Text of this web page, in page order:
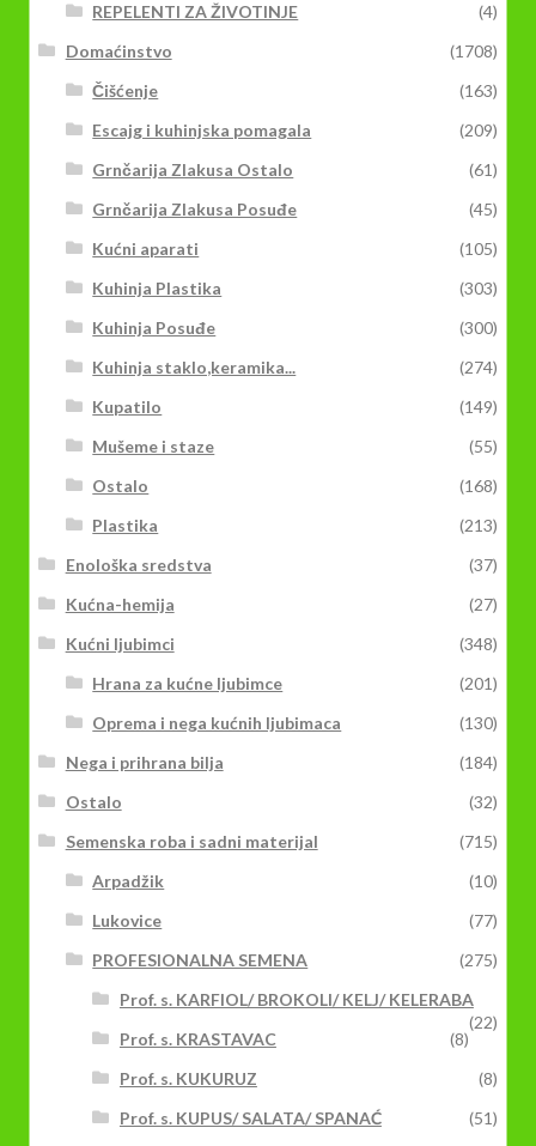
REPELENTI ZA ŽIVOTINJE
(4)
Domaćinstvo
(1708)
Čišćenje
(163)
Escajg i kuhinjska pomagala
(209)
Grnčarija Zlakusa Ostalo
(61)
Grnčarija Zlakusa Posuđe
(45)
Kućni aparati
(105)
Kuhinja Plastika
(303)
Kuhinja Posuđe
(300)
Kuhinja staklo,keramika...
(274)
Kupatilo
(149)
Mušeme i staze
(55)
Ostalo
(168)
Plastika
(213)
Enološka sredstva
(37)
Kućna-hemija
(27)
Kućni ljubimci
(348)
Hrana za kućne ljubimce
(201)
Oprema i nega kućnih ljubimaca
(130)
Nega i prihrana bilja
(184)
Ostalo
(32)
Semenska roba i sadni materijal
(715)
Arpadžik
(10)
Lukovice
(77)
PROFESIONALNA SEMENA
(275)
Prof. s. KARFIOL/ BROKOLI/ KELJ/ KELERABA
(22)
Prof. s. KRASTAVAC
(8)
Prof. s. KUKURUZ
(8)
Prof. s. KUPUS/ SALATA/ SPANAĆ
(51)